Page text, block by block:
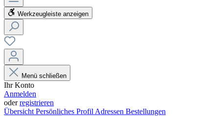
Werkzeugleiste anzeigen
Menü schließen
Ihr Konto
Anmelden
oderregistrieren
Übersicht Persönliches Profil Adressen Bestellungen